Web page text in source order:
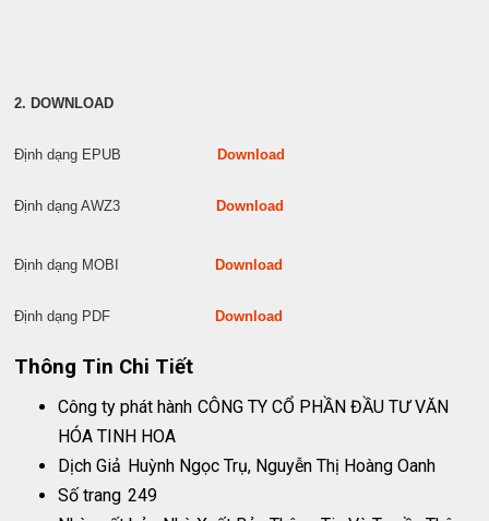
2. DOWNLOAD
Định dạng EPUB Download
Định dạng AWZ3 Download
Định dạng MOBI Download
Định dạng PDF Download
Thông Tin Chi Tiết
Công ty phát hành CÔNG TY CỔ PHẦN ĐẦU TƯ VĂN
HÓA TINH HOA
Dịch Giả Huỳnh Ngọc Trụ, Nguyễn Thị Hoàng Oanh
Số trang 249